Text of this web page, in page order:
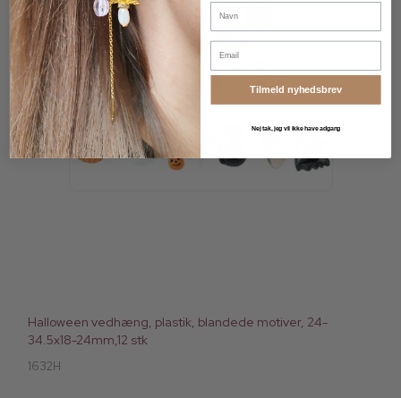
Halloween vedhæng, plastik, blandede motiver, 24-
34.5x18-24mm,12 stk
1632H
Navn
Email
Tilmeld nyhedsbrev
Nej tak, jeg vil ikke have adgang